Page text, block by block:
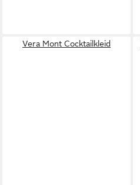
Vera Mont Cocktailkleid